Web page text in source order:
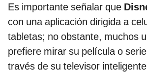
Es importante señalar que
con una aplicación dirigida a
tabletas; no obstante, muchos
prefiere mirar su película o
través de su televisor